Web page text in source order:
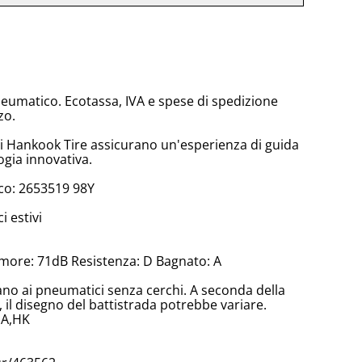
Ecotassa, IVA e spese di spedizione
Tire assicurano un'esperienza di guida
innovativa.
2653519 98Y
estivi
71dB Resistenza: D Bagnato: A
ai pneumatici senza cerchi. A seconda della
disegno del battistrada potrebbe variare.